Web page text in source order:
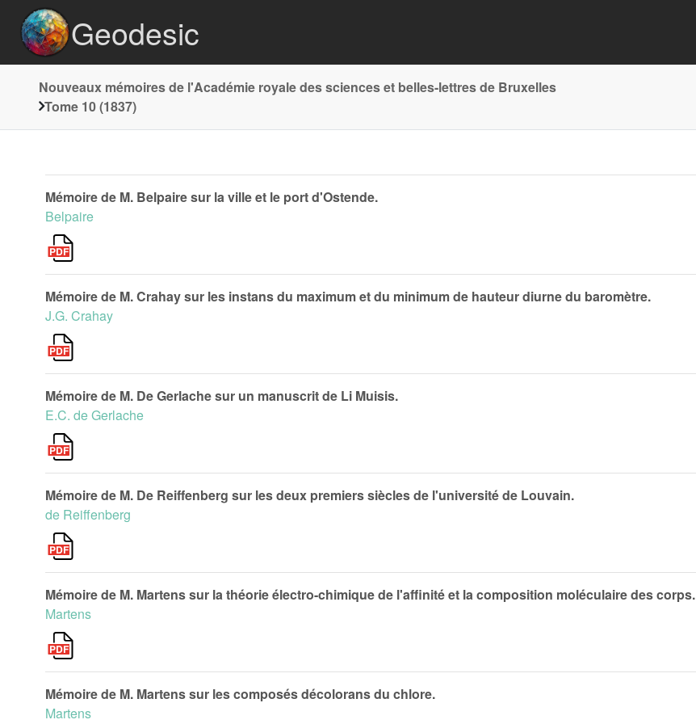
Geodesic
Nouveaux mémoires de l'Académie royale des sciences et belles-lettres de Bruxelles
Tome 10 (1837)
Mémoire de M. Belpaire sur la ville et le port d'Ostende.
Belpaire
Mémoire de M. Crahay sur les instans du maximum et du minimum de hauteur diurne du baromètre.
J.G. Crahay
Mémoire de M. De Gerlache sur un manuscrit de Li Muisis.
E.C. de Gerlache
Mémoire de M. De Reiffenberg sur les deux premiers siècles de l'université de Louvain.
de Reiffenberg
Mémoire de M. Martens sur la théorie électro-chimique de l'affinité et la composition moléculaire des corps.
Martens
Mémoire de M. Martens sur les composés décolorans du chlore.
Martens